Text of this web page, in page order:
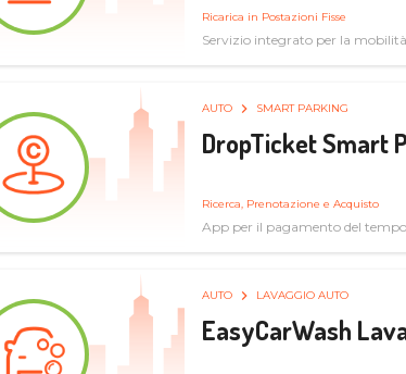
Ricarica in Postazioni Fisse
Servizio integrato per la
AUTO SMART PARKING
DropTicket Smart
Ricerca, Prenotazione e Acquisto
App per il pagamento del
AUTO LAVAGGIO AUTO
EasyCarWash